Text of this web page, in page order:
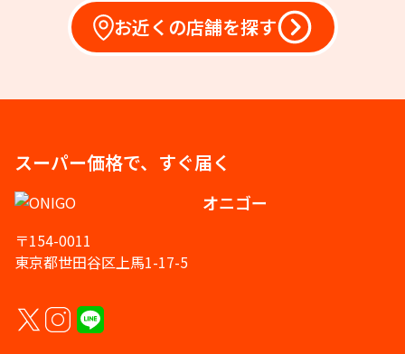
お近くの店舗を探す
スーパー価格で、すぐ届く
オニゴー
〒154-0011
東京都世田谷区上馬1-17-5